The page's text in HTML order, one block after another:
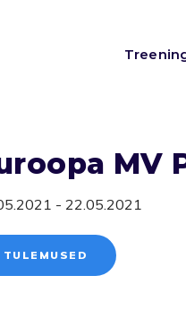
MV
- 22.05.2021
TULEMUSED